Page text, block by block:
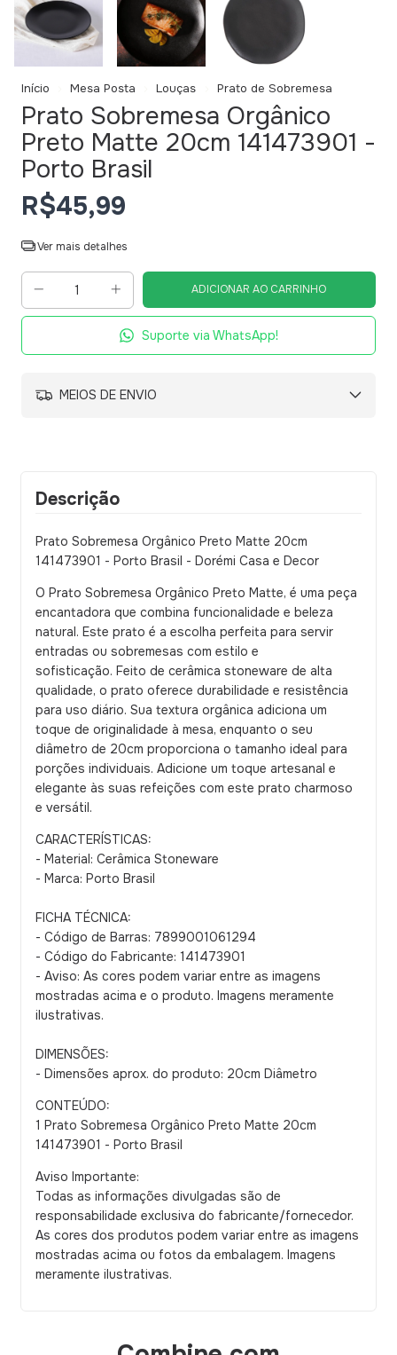
Início Mesa Posta Louças Prato de Sobremesa
Prato Sobremesa Orgânico
Preto Matte 20cm 141473901 -
Porto Brasil
R$45,99
Ver mais detalhes
Suporte via WhatsApp!
MEIOS DE ENVIO
Descrição
Prato Sobremesa Orgânico Preto Matte 20cm
141473901 - Porto Brasil - Dorémi Casa e Decor
O Prato Sobremesa Orgânico Preto Matte, é uma peça
encantadora que combina funcionalidade e beleza
natural. Este prato é a escolha perfeita para servir
entradas ou sobremesas com estilo e
sofisticação. Feito de cerâmica stoneware de alta
qualidade, o prato oferece durabilidade e resistência
para uso diário. Sua textura orgânica adiciona um
toque de originalidade à mesa, enquanto o seu
diâmetro de 20cm proporciona o tamanho ideal para
porções individuais. Adicione um toque artesanal e
elegante às suas refeições com este prato charmoso
e versátil.
CARACTERÍSTICAS:
- Material: Cerâmica Stoneware
- Marca: Porto Brasil
FICHA TÉCNICA:
- Código de Barras: 7899001061294
- Código do Fabricante: 141473901
- Aviso: As cores podem variar entre as imagens
mostradas acima e o produto. Imagens meramente
ilustrativas.
DIMENSÕES:
- Dimensões aprox. do produto: 20cm Diâmetro
CONTEÚDO:
1 Prato Sobremesa Orgânico Preto Matte 20cm
141473901 - Porto Brasil
Aviso Importante:
Todas as informações divulgadas são de
responsabilidade exclusiva do fabricante/fornecedor.
As cores dos produtos podem variar entre as imagens
mostradas acima ou fotos da embalagem. Imagens
meramente ilustrativas.